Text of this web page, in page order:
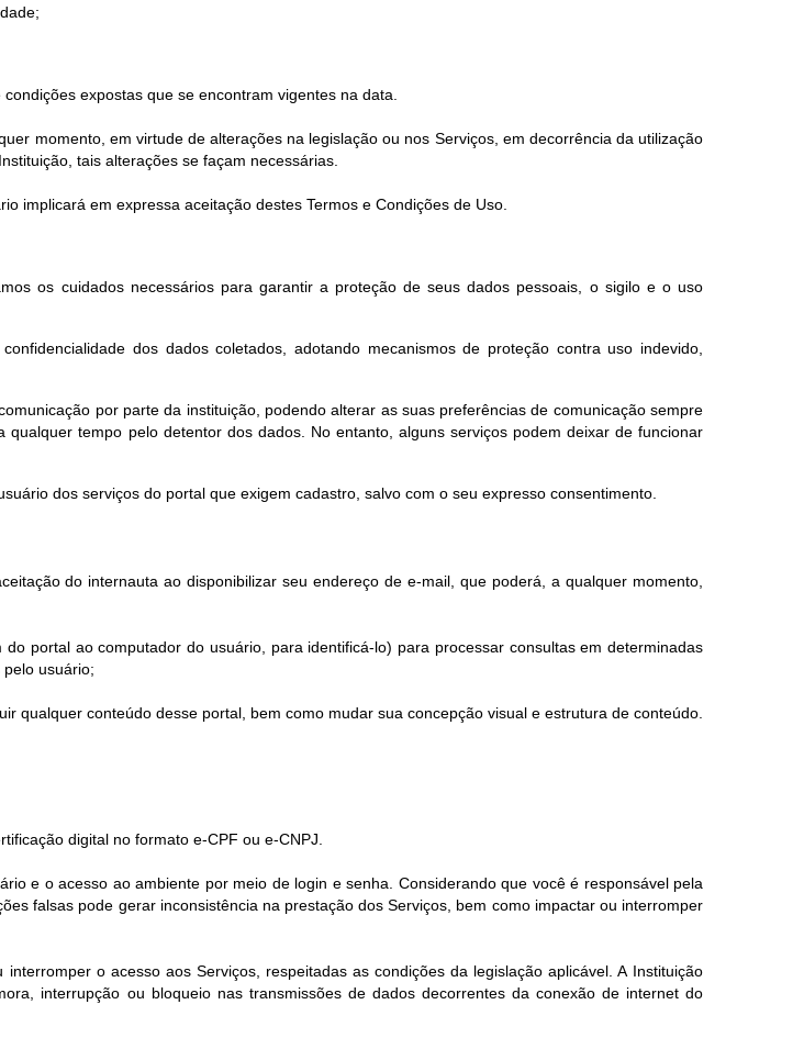
expostas que se encontram vigentes na data.
momento, em virtude de alterações na legislação ou nos Serviços, em decorrência da utilização
tais alterações se façam necessárias.
implicará em expressa aceitação destes Termos e Condições de Uso.
os cuidados necessários para garantir a proteção de seus dados pessoais, o sigilo e o uso
dos dados coletados, adotando mecanismos de proteção contra uso indevido,
por parte da instituição, podendo alterar as suas preferências de comunicação sempre
tempo pelo detentor dos dados. No entanto, alguns serviços podem deixar de funcionar
dos serviços do portal que exigem cadastro, salvo com o seu expresso consentimento.
do internauta ao disponibilizar seu endereço de e-mail, que poderá, a qualquer momento,
portal ao computador do usuário, para identificá-lo) para processar consultas em determinadas
usuário;
qualquer conteúdo desse portal, bem como mudar sua concepção visual e estrutura de conteúdo.
digital no formato e-CPF ou e-CNPJ.
e o acesso ao ambiente por meio de login e senha. Considerando que você é responsável pela
falsas pode gerar inconsistência na prestação dos Serviços, bem como impactar ou interromper
o acesso aos Serviços, respeitadas as condições da legislação aplicável. A Instituição
interrupção ou bloqueio nas transmissões de dados decorrentes da conexão de internet do